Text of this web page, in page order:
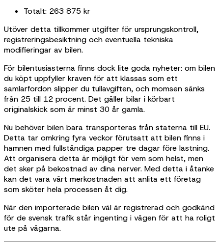
Totalt: 263 875 kr
Utöver detta tillkommer utgifter för ursprungskontroll,
registreringsbesiktning och eventuella tekniska
modifieringar av bilen.
För bilentusiasterna finns dock lite goda nyheter: om bilen
du köpt uppfyller kraven för att klassas som ett
samlarfordon slipper du tullavgiften, och momsen sänks
från 25 till 12 procent. Det gäller bilar i körbart
originalskick som är minst 30 år gamla.
Nu behöver bilen bara transporteras från staterna till EU.
Detta tar omkring fyra veckor förutsatt att bilen finns i
hamnen med fullständiga papper tre dagar före lastning.
Att organisera detta är möjligt för vem som helst, men
det sker på bekostnad av dina nerver. Med detta i åtanke
kan det vara värt merkostnaden att anlita ett företag
som sköter hela processen åt dig.
När den importerade bilen väl är registrerad och godkänd
för de svensk trafik står ingenting i vägen för att ha roligt
ute på vägarna.